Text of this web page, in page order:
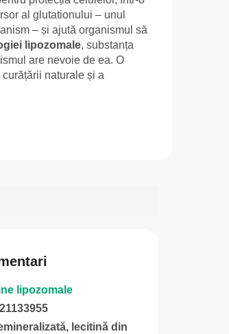
al glutationului – unul
– și ajută organismul să
lipozomale, substanța
are nevoie de ea. O
naturale și a
lipozomale
lecitină din